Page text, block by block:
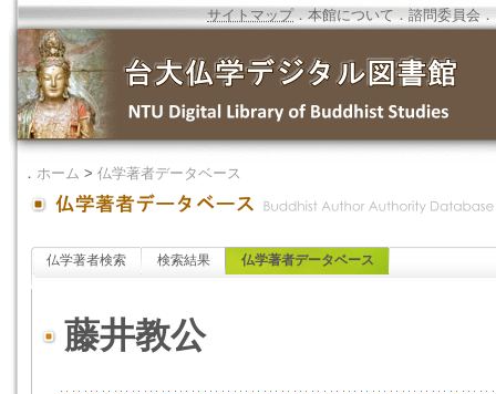
サイトマップ．本館について ．諮問委員会 ．
． ホーム > 仏学著者データベース
仏学著者検索 検索結果 仏学著者データベース
藤井教公